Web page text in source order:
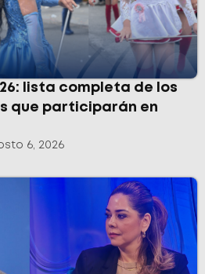
lista completa de los
que participarán en
6, 2026